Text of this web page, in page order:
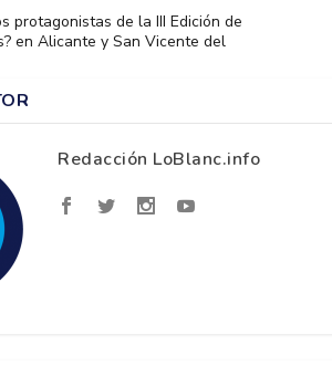
protagonistas de la III Edición de
en Alicante y San Vicente del
Redacción LoBlanc.info